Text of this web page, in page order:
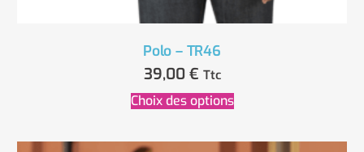
Polo – TR46
39,00 € Ttc
Choix des options